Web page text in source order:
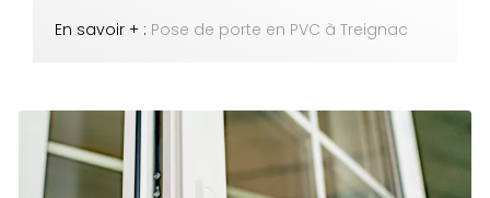
En savoir + : Pose de porte en PVC à Treignac